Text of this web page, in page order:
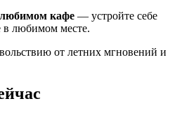
любимом кафе — устройте себе
в любимом месте.
от летних мгновений и